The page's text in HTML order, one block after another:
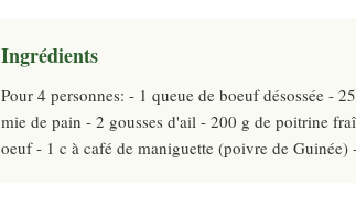
Ingrédients
Pour 4 personnes: - 1 queue de boeuf désossée -
mie de pain - 2 gousses d'ail - 200 g de poitrine
oeuf - 1 c à café de maniguette (poivre de